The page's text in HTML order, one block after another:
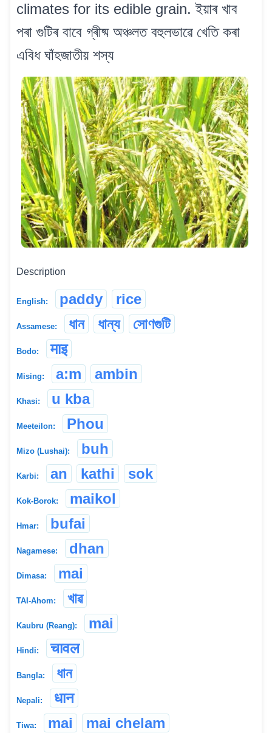
climates for its edible grain. ইয়াৰ খাব
পৰা গুটিৰ বাবে গ্ৰীষ্ম অঞ্চলত বহুলভাৱে খেতি কৰা
এবিধ ঘাঁহজাতীয় শস্য
Description
English: paddy rice
Assamese: ধান ধান্য সোণগুটি
Bodo: माइ
Mising: a:m ambin
Khasi: u kba
Meeteilon: Phou
Mizo (Lushai): buh
Karbi: an kathi sok
Kok-Borok: maikol
Hmar: bufai
Nagamese: dhan
Dimasa: mai
TAI-Ahom: খাৱ
Kaubru (Reang): mai
Hindi: चावल
Bangla: ধান
Nepali: धान
Tiwa: mai mai chelam